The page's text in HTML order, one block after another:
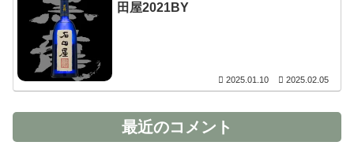
田屋2021BY
2025.01.10 2025.02.05
最近のコメント